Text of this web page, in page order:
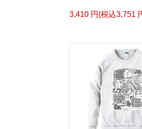
3,410 円(税込3,751